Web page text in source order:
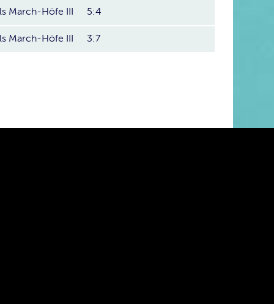
March-Höfe III 5:4
March-Höfe III 3:7